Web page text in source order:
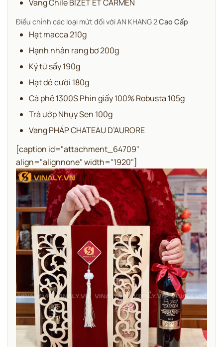
Vang Chile BIZET ET CARMEN
Điều chỉnh các loại mứt đối với AN KHANG 2Cao Cấp
Hạt macca 210g
Hạnh nhân rang bơ 200g
Kỷ tử sấy 190g
Hạt dẻ cười 180g
Cà phê 1300S Phin giấy 100% Robusta 105g
Trà ướp Nhụy Sen 100g
Vang PHÁP CHATEAU D’AURORE
[caption id="attachment_64709"
align="alignnone" width="1920"]